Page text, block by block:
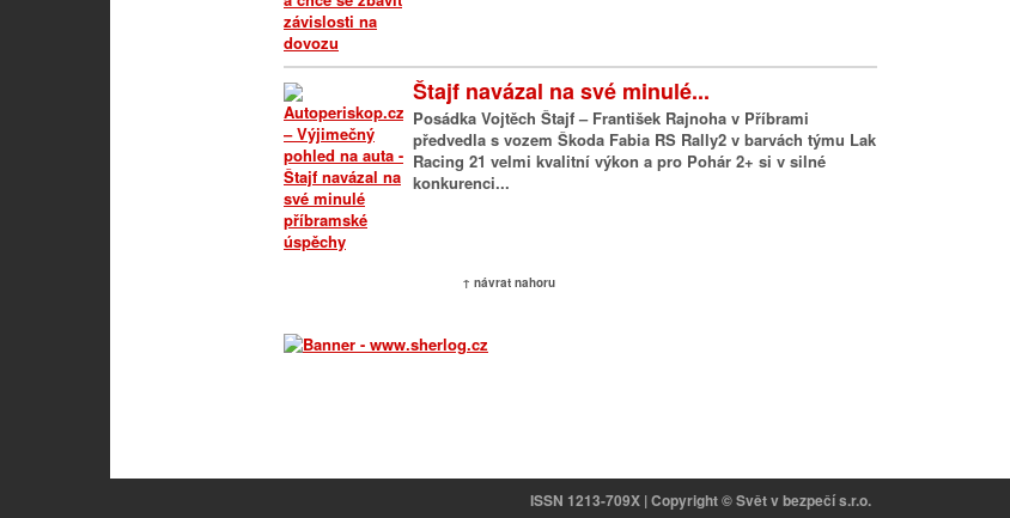
Štajf navázal na své minulé...
Posádka Vojtěch Štajf – František Rajnoha v Příbrami
předvedla s vozem Škoda Fabia RS Rally2 v barvách týmu Lak
Racing 21 velmi kvalitní výkon a pro Pohár 2+ si v silné
konkurenci...
↑ návrat nahoru
ISSN 1213-709X | Copyright © Svět v bezpečí s.r.o.